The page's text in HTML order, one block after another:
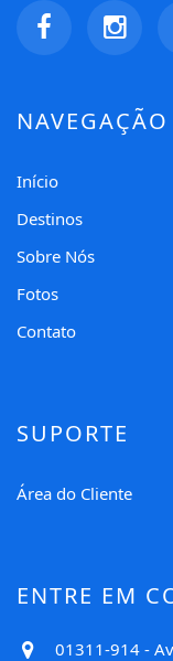
NAVEGAÇÃO
Início
Destinos
Sobre Nós
Fotos
Contato
SUPORTE
Área do Cliente
ENTRE EM
01311-914 -